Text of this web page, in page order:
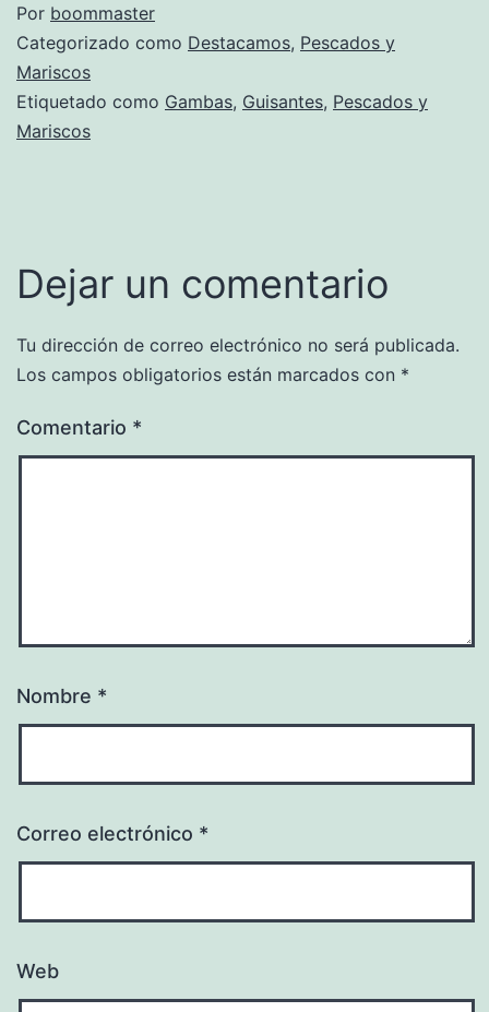
Por boommaster
Categorizado como Destacamos, Pescados y
Mariscos
Etiquetado como Gambas, Guisantes, Pescados y
Mariscos
Dejar un comentario
Tu dirección de correo electrónico no será publicada.
Los campos obligatorios están marcados con *
Comentario *
Nombre *
Correo electrónico *
Web